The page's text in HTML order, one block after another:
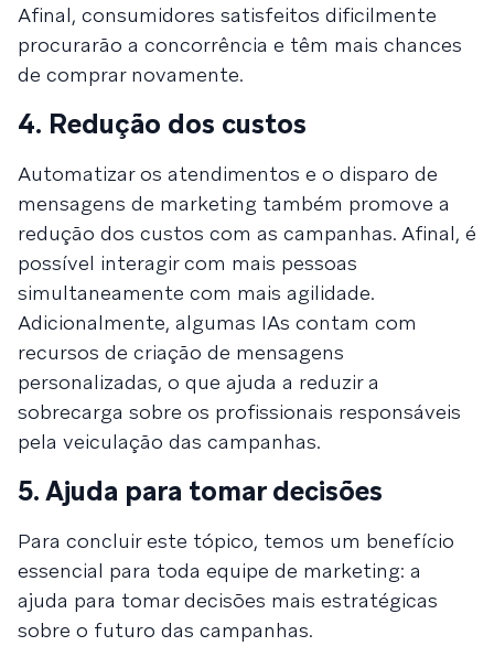
Afinal, consumidores satisfeitos dificilmente
procurarão a concorrência e têm mais chances
de comprar novamente.
4. Redução dos custos
Automatizar os atendimentos e o disparo de
mensagens de marketing também promove a
redução dos custos com as campanhas. Afinal, é
possível interagir com mais pessoas
simultaneamente com mais agilidade.
Adicionalmente, algumas IAs contam com
recursos de criação de mensagens
personalizadas, o que ajuda a reduzir a
sobrecarga sobre os profissionais responsáveis
pela veiculação das campanhas.
5. Ajuda para tomar decisões
Para concluir este tópico, temos um benefício
essencial para toda equipe de marketing: a
ajuda para tomar decisões mais estratégicas
sobre o futuro das campanhas.